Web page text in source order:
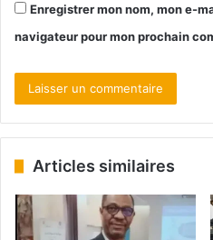
Enregistrer mon nom, mon e-
navigateur pour mon prochain
Articles similaires